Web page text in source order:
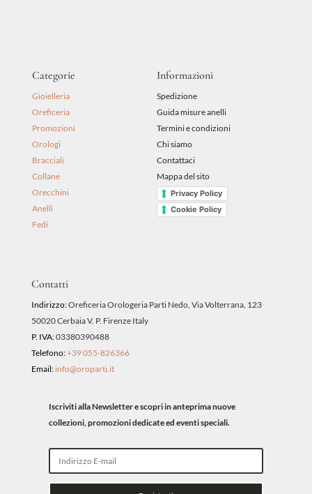
Categorie
Gioielleria
Oreficeria
Promozioni
Orologi
Bracciali
Collane
Orecchini
Anelli
Fedi
Informazioni
Spedizione
Guida misure anelli
Termini e condizioni
Chi siamo
Contattaci
Mappa del sito
Privacy Policy
Cookie Policy
Contatti
Indirizzo:Oreficeria Orologeria Parti Nedo, Via Volterrana, 123
50020 Cerbaia V. P. Firenze Italy
P. IVA:03380390488
Telefono:+39 055-826366
Email: info@oroparti.it
Iscriviti alla Newsletter e scopri in anteprima nuove
collezioni, promozioni dedicate ed eventi speciali.